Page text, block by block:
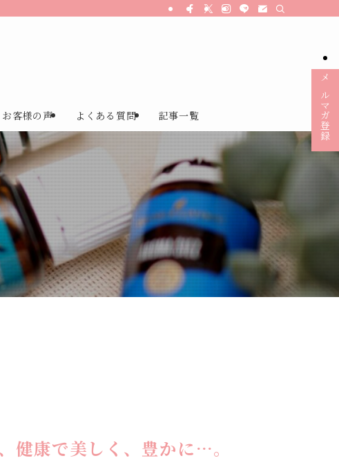
メルマガ登録
お客様の声 よくある質問 記事一覧
健康で美しく、豊かに…。